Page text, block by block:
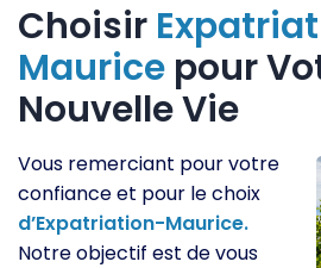
Choisir
Maurice pour
Nouvelle Vie
Vous remerciant pour votre
confiance et pour le choix
d’Expatriation-Maurice.
Notre objectif est de vous